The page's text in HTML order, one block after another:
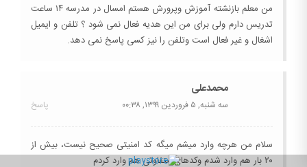
من معلم بازنشته آموزش وپرورش هستم امسال در مدرسه ۱۴ ساعت
تدریس دارم ولی برای من این هدیه فعال نمی شود ؟ تلفن و ایمیل
اشغال و غیر فعال است وتلفن را نیز کسی پاسخ نمی دهد.
محمدعلی
سه شنبه, ۵ فروردین ۱۳۹۹, ۰۰:۳۸ پاسخ
سلام من هرچه وارد میشم میگه کد امنیتی صحیح نیست، بیش از
۲۰ بار هم وارد شدم وکدهای متفاوتی هم وارد کردم